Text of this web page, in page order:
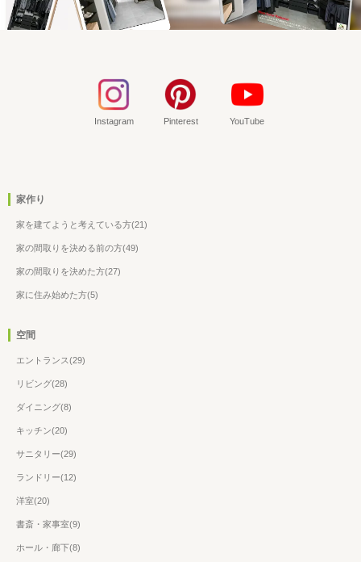
Instagram Pinterest YouTube
家作り
家を建てようと考えている方(21)
家の間取りを決める前の方(49)
家の間取りを決めた方(27)
家に住み始めた方(5)
空間
エントランス(29)
リビング(28)
ダイニング(8)
キッチン(20)
サニタリー(29)
ランドリー(12)
洋室(20)
書斎・家事室(9)
ホール・廊下(8)